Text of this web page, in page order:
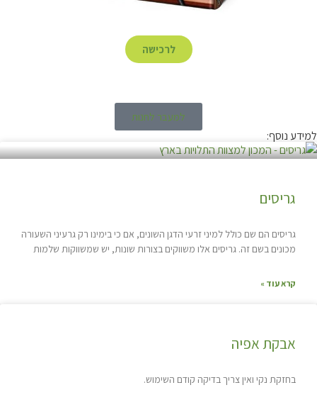
לרכישה
למעבר לחנות
למידע נוסף:
גריסים
גריסים הם שם כולל למיני זרעי הדגן השונים, אם כי בימינו רק גרעיני השעורה
מכונים בשם זה. גריסים אלו משווקים בצורות שונות, יש שמשווקות שלמות
קרא עוד »
אבקת אפיה
בחזקת נקי ואין צריך בדיקה קודם השימוש.